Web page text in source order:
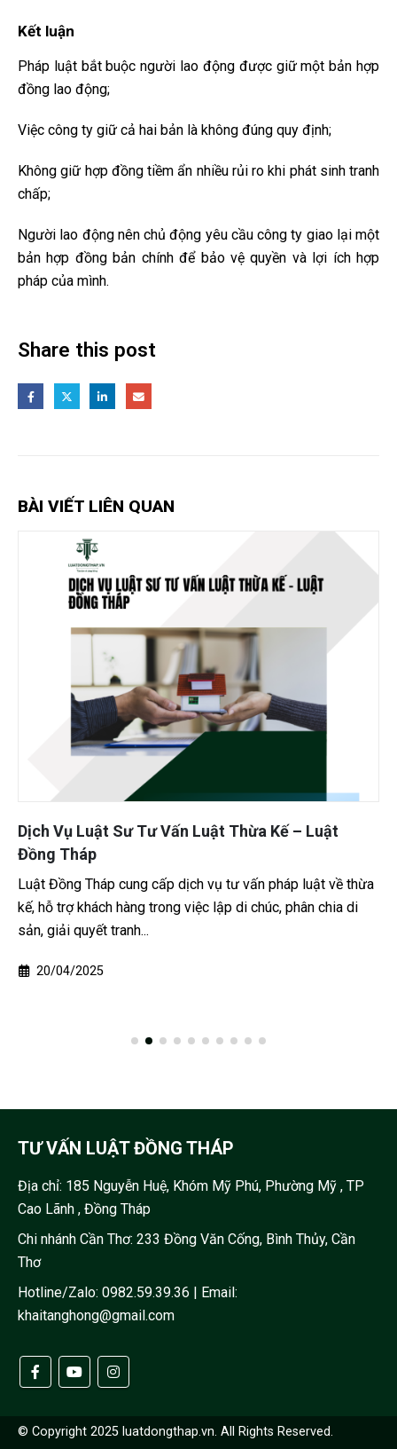
Kết luận
Pháp luật bắt buộc người lao động được giữ một bản hợp
đồng lao động;
Việc công ty giữ cả hai bản là không đúng quy định;
Không giữ hợp đồng tiềm ẩn nhiều rủi ro khi phát sinh tranh
chấp;
Người lao động nên chủ động yêu cầu công ty giao lại một
bản hợp đồng bản chính để bảo vệ quyền và lợi ích hợp
pháp của mình.
Share this post
BÀI VIẾT LIÊN QUAN
Dịch Vụ Luật Sư Tư Vấn Luật Thừa Kế – Luật
Đồng Tháp
Luật Đồng Tháp cung cấp dịch vụ tư vấn pháp luật về thừa
kế, hỗ trợ khách hàng trong việc lập di chúc, phân chia di
sản, giải quyết tranh...
20/04/2025
TƯ VẤN LUẬT ĐỒNG THÁP
Địa chỉ: 185 Nguyễn Huệ, Khóm Mỹ Phú, Phường Mỹ , TP
Cao Lãnh , Đồng Tháp
Chi nhánh Cần Thơ: 233 Đồng Văn Cống, Bình Thủy, Cần
Thơ
Hotline/Zalo: 0982.59.39.36 | Email:
khaitanghong@gmail.com
© Copyright 2025 luatdongthap.vn. All Rights Reserved.